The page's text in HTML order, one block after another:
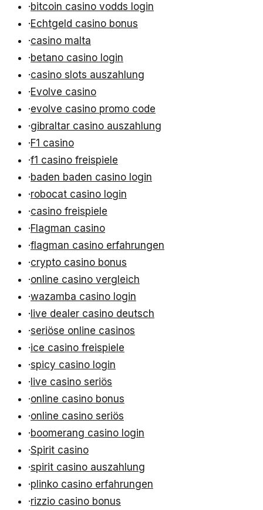
·bitcoin casino vodds login
·Echtgeld casino bonus
·casino malta
·betano casino login
·casino slots auszahlung
·Evolve casino
·evolve casino promo code
·gibraltar casino auszahlung
·F1 casino
·f1 casino freispiele
·baden baden casino login
·robocat casino login
·casino freispiele
·Flagman casino
·flagman casino erfahrungen
·crypto casino bonus
·online casino vergleich
·wazamba casino login
· live dealer casino deutsch
·seriöse online casinos
·ice casino freispiele
·spicy casino login
· live casino seriös
·online casino bonus
·online casino seriös
·boomerang casino login
·Spirit casino
·spirit casino auszahlung
·plinko casino erfahrungen
·rizzio casino bonus